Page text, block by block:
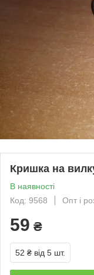
Кришка на
В наявності
Код: 9568
Опт і
59 ₴
52 ₴ від 5 шт.